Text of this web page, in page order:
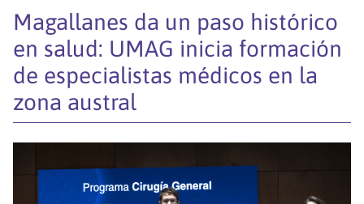
Magallanes da un paso histórico
en salud: UMAG inicia formación
de especialistas médicos en la
zona austral